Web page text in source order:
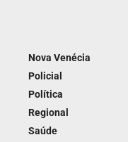
Nova Venécia
Policial
Política
Regional
Saúde